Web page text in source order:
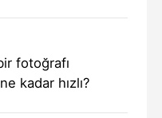
fotoğrafı
kadar hızlı?